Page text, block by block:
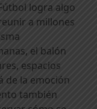
logra algo
a millones
el balón
espacios
de la emoción
también